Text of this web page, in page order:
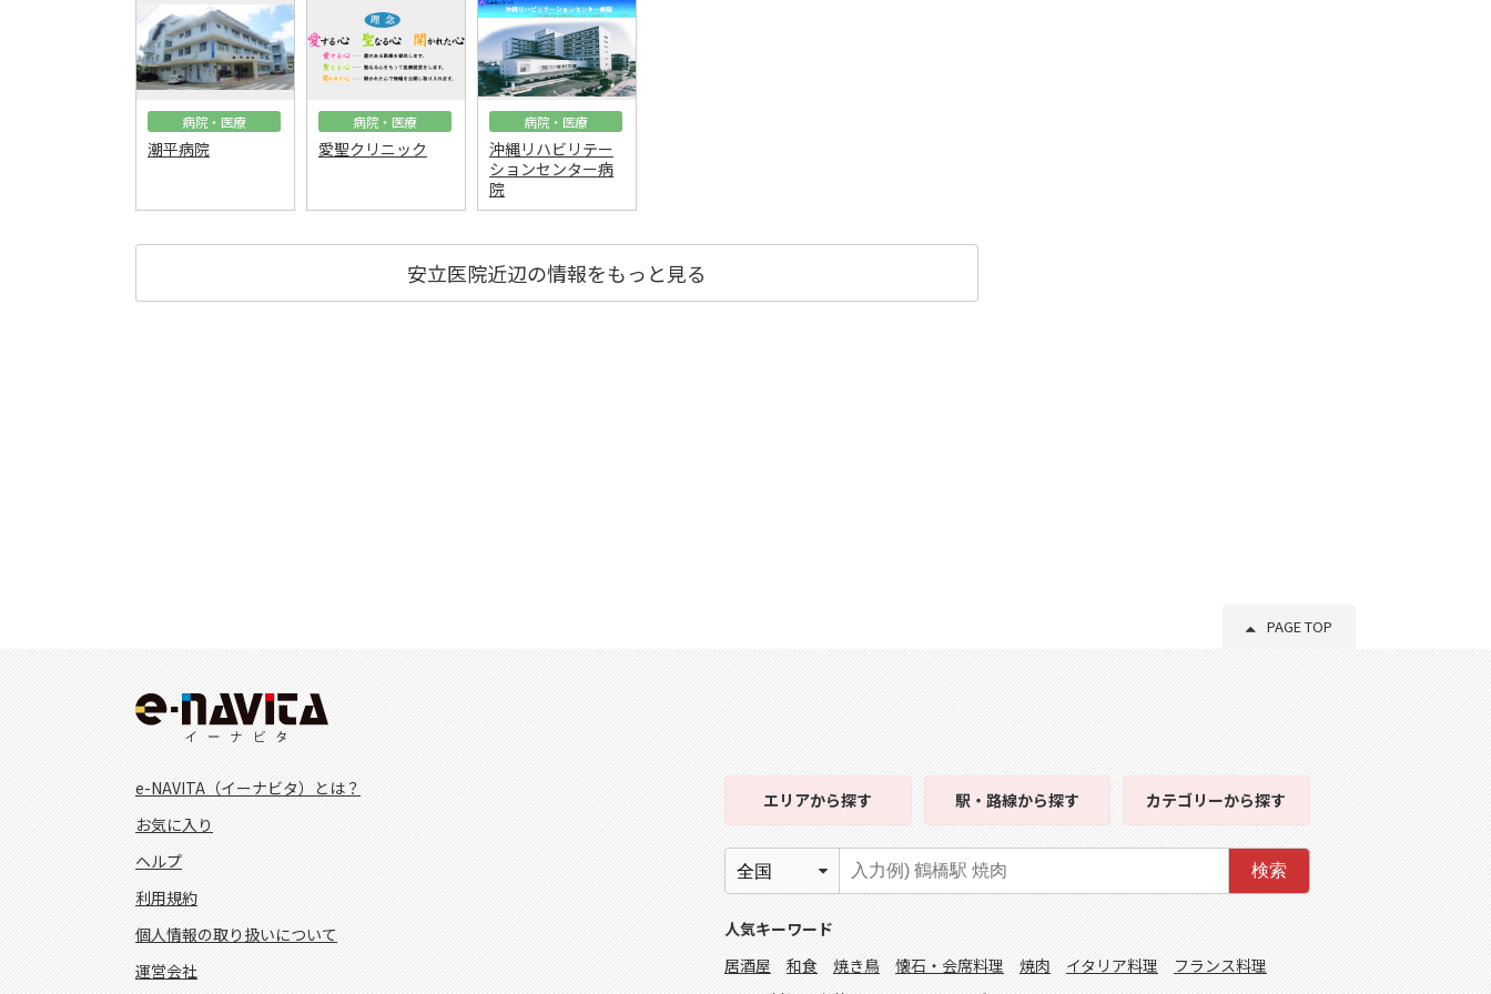
病院・医療
潮平病院
病院・医療
愛聖クリニック
病院・医療
沖縄リハビリテー
ションセンター病
院
安立医院近辺の情報をもっと見る
PAGE TOP
e-NAVITA（イーナビタ）とは？
お気に入り
ヘルプ
利用規約
個人情報の取り扱いについて
運営会社
エリアから探す 駅・路線から探す カテゴリーから探す
検索
人気キーワード
居酒屋
和食 焼き鳥 懐石・会席料理 焼肉 イタリア料理
フランス料理